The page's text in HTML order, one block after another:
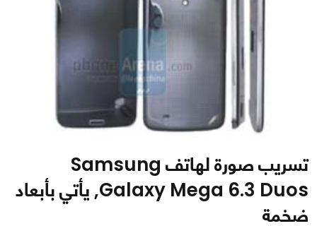
تسريب صورة لهاتف Samsung
Galaxy Mega 6.3 Duos, يأتي بأبعاد
ضخمة